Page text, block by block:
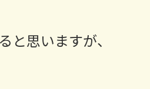
と思いますが、